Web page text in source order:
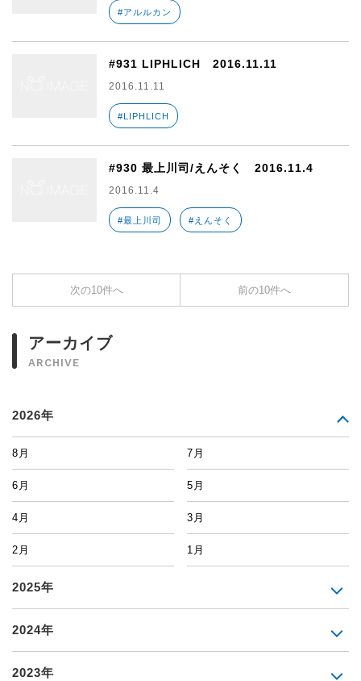
#アルルカン
#931 LIPHLICH 2016.11.11
2016.11.11
#LIPHLICH
#930 最上川司/えんそく 2016.11.4
2016.11.4
#最上川司 #えんそく
次の10件へ 前の10件へ
アーカイブ
ARCHIVE
2026年
8月 7月
6月 5月
4月 3月
2月 1月
2025年
2024年
2023年